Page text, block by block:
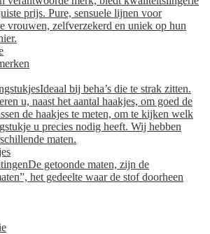
prijs. Pure, sensuele lijnen voor
vrouwen, zelfverzekerd en uniek op hun
Ideaal bij beha’s die te strak zitten.
u, naast het aantal haakjes, om goed de
de haakjes te meten, om te kijken welk
u precies nodig heeft. Wij hebben
maten.
De getoonde maten, zijn de
het gedeelte waar de stof doorheen